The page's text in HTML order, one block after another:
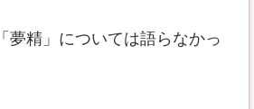
夢精」については語らなかっ